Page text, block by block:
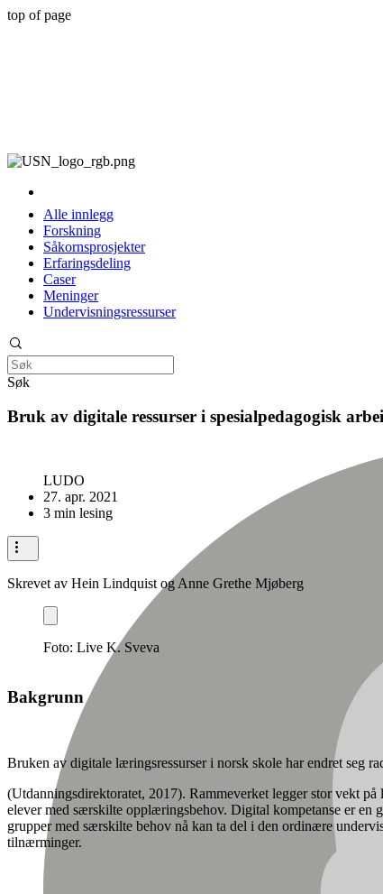
top of page
Alle innlegg
Forskning
Såkornsprosjekter
Erfaringsdeling
Caser
Meninger
Undervisningsressurser
Søk
Bruk av digitale ressurser i spesialpedagogisk
LUDO
27. apr. 2021
3 min lesing
Skrevet av Hein Lindquist og Anne Grethe Mjøberg
Foto: Live K. Sveva
Bakgrunn
Bruken av digitale læringsressurser i norsk skole har endret seg
(Utdanningsdirektoratet, 2017). Rammeverket legger stor vekt
elever med særskilte opplæringsbehov. Digital kompetanse er en
grupper med særskilte behov nå kan ta del i den ordinære
tilnærminger.